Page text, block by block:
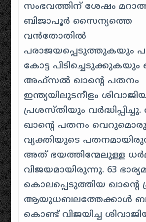
സംഭവത്തിന് ശേഷം
ബിജാപൂർ സൈന്യത്തെ
വൻതോതിൽ
പരാജയപ്പെടുത്തുകയും
കോട്ട
അഫ്സൽ ഖാൻ്റെ പതനം
ഇന്ത്യയിലുടനീളം
പ്രശസ്തിയും
ഖാന്റെ പതനം വെറുമൊരു
വ്യക്തിയുടെ
അത് ഭയത്തിന്മേലുള്ള
വിജയമായിരുന്നു. 63
കൊലപ്പെടുത്തിയ
ആയുധബലത്തേക്കാൾ
കൊണ്ട് വിജയിച്ച